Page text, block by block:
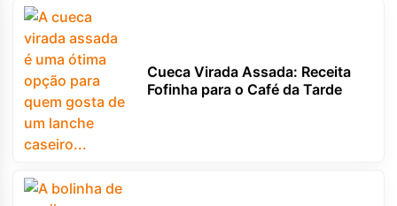
Cueca Virada Assada: Receita
Fofinha para o Café da Tarde